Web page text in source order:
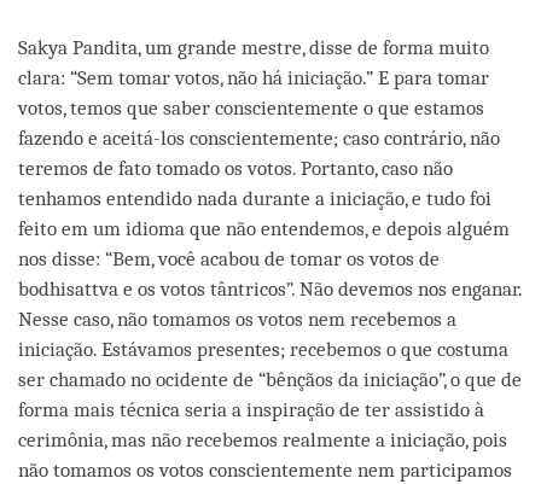
Sakya Pandita, um grande mestre, disse de forma muito
clara: “Sem tomar votos, não há iniciação.” E para tomar
votos, temos que saber conscientemente o que estamos
fazendo e aceitá-los conscientemente; caso contrário, não
teremos de fato tomado os votos. Portanto, caso não
tenhamos entendido nada durante a iniciação, e tudo foi
feito em um idioma que não entendemos, e depois alguém
nos disse: “Bem, você acabou de tomar os votos de
bodhisattva e os votos tântricos”. Não devemos nos enganar.
Nesse caso, não tomamos os votos nem recebemos a
iniciação. Estávamos presentes; recebemos o que costuma
ser chamado no ocidente de “bênçãos da iniciação”, o que de
forma mais técnica seria a inspiração de ter assistido à
cerimônia, mas não recebemos realmente a iniciação, pois
não tomamos os votos conscientemente nem participamos